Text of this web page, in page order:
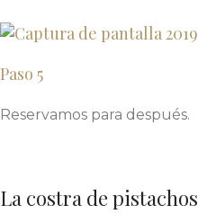
Paso 5
Reservamos para después.
La costra de pistachos